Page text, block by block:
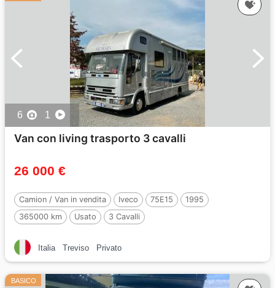
6 1
Van con living trasporto 3 cavalli
26 000 €
Camion / Van in vendita Iveco 75E15
1995
365000 km
Usato 3 Cavalli
Italia Treviso Privato
BASICO